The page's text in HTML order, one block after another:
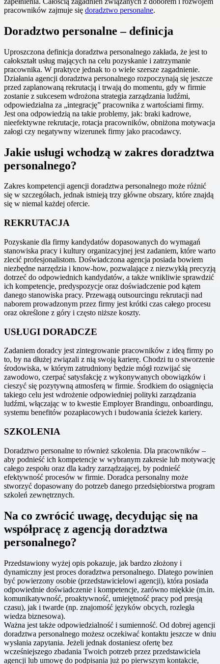
pracowników zajmuje się doradztwo personalne.
Doradztwo personalne – definicja
Uproszczona definicja doradztwa personalnego zakłada, że jest to
całokształt usług mających na celu pozyskanie i zatrzymanie
pracownika. W praktyce jednak to o wiele szersze zagadnienie.
Działania agencji doradztwa personalnego rozpoczynają się jeszcze
przed zaplanowaną rekrutacją i trwają do momentu, gdy w firmie
zostanie z sukcesem wdrożona strategia zarządzania ludźmi,
odpowiedzialna za „integrację” pracownika z wartościami firmy.
Jest ona odpowiedzią na takie problemy, jak: braki kadrowe,
nieefektywne rekrutacje, rotacja pracowników, obniżona motywacja
załogi czy negatywny wizerunek firmy jako pracodawcy.
Jakie usługi wchodzą w zakres doradztwa
personalnego?
Zakres kompetencji agencji doradztwa personalnego może różnić
się w szczegółach, jednak istnieją trzy główne obszary, które znajdą
się w niemal każdej ofercie.
REKRUTACJA
Pozyskanie dla firmy kandydatów dopasowanych do wymagań
stanowiska pracy i kultury organizacyjnej jest zadaniem, które warto
zlecić profesjonalistom. Doświadczona agencja posiada bowiem
niezbędne narzędzia i know-how, pozwalające z niezwykłą precyzją
dotrzeć do odpowiednich kandydatów, a także wnikliwie sprawdzić
ich kompetencje, predyspozycje oraz doświadczenie pod kątem
danego stanowiska pracy. Przewagą outsourcingu rekrutacji nad
naborem prowadzonym przez firmy jest krótki czas całego procesu
oraz określone z góry i często niższe koszty.
USŁUGI DORADCZE
Zadaniem doradcy jest zintegrowanie pracowników z ideą firmy po
to, by na dłużej związali z nią swoją karierę. Chodzi tu o stworzenie
środowiska, w którym zatrudniony będzie mógł rozwijać się
zawodowo, czerpać satysfakcję z wykonywanych obowiązków i
cieszyć się pozytywną atmosferą w firmie. Środkiem do osiągnięcia
takiego celu jest wdrożenie odpowiedniej polityki zarządzania
ludźmi, włączając w to kwestie Employer Brandingu, onboardingu,
systemu benefitów pozapłacowych i budowania ścieżek kariery.
SZKOLENIA
Doradztwo personalne to również szkolenia. Dla pracowników –
aby podnieść ich kompetencje w wybranym zakresie lub motywację
całego zespołu oraz dla kadry zarządzającej, by podnieść
efektywność procesów w firmie. Doradca personalny może
stworzyć dopasowany do potrzeb danego przedsiębiorstwa program
szkoleń zewnętrznych.
Na co zwrócić uwagę, decydując się na
współpracę z agencją doradztwa
personalnego?
Przedstawiony wyżej opis pokazuje, jak bardzo złożony i
dynamiczny jest proces doradztwa personalnego. Dlatego powinien
być powierzony osobie (przedstawicielowi agencji), która posiada
odpowiednie doświadczenie i kompetencje, zarówno miękkie (m.in.
komunikatywność, proaktywność, umiejętność pracy pod presją
czasu), jak i twarde (np. znajomość języków obcych, rozległa
wiedza biznesowa).
Ważna jest także odpowiedzialność i sumienność. Od dobrej agencji
doradztwa personalnego możesz oczekiwać kontaktu jeszcze w dniu
wysłania zapytania. Jeżeli jednak dostaniesz ofertę bez
wcześniejszego zbadania Twoich potrzeb przez przedstawiciela
agencji lub umowę do podpisania już po pierwszym kontakcie,